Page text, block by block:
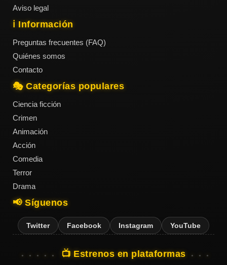
Aviso legal
ℹ️ Información
Preguntas frecuentes (FAQ)
Quiénes somos
Contacto
🎭 Categorías populares
Ciencia ficción
Crimen
Animación
Acción
Comedia
Terror
Drama
📢 Síguenos
Twitter Facebook Instagram YouTube
📺 Estrenos en plataformas